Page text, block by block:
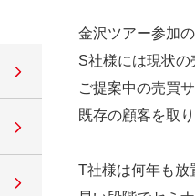
金沢ツアー参加の
S社様には現状の
ご提案中の売買
既存の顧客を取
T社様は何年も放